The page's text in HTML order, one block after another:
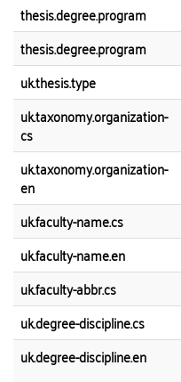
thesis.degree.program
thesis.degree.program
uk.thesis.type
uk.taxonomy.organization-
cs
uk.taxonomy.organization-
en
uk.faculty-name.cs
uk.faculty-name.en
uk.faculty-abbr.cs
uk.degree-discipline.cs
uk.degree-discipline.en